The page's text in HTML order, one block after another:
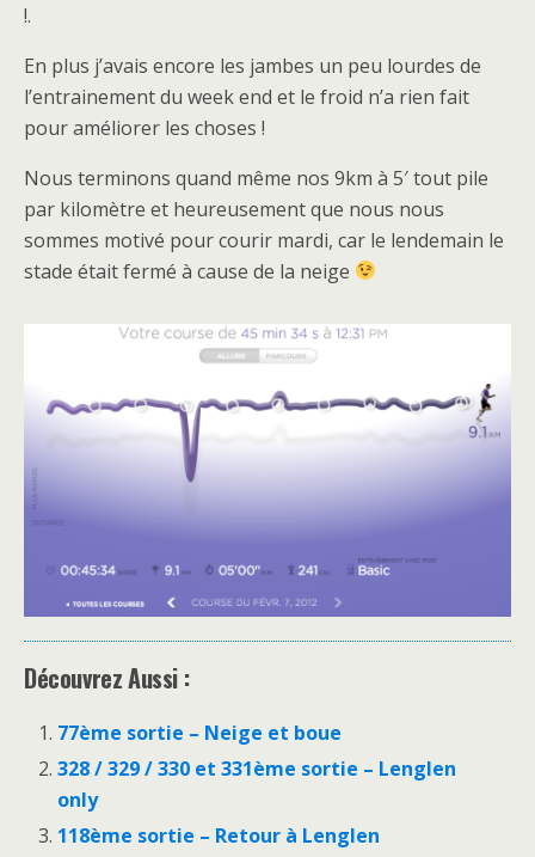
!.
En plus j’avais encore les jambes un peu lourdes de
l’entrainement du week end et le froid n’a rien fait
pour améliorer les choses !
Nous terminons quand même nos 9km à 5′ tout pile
par kilomètre et heureusement que nous nous
sommes motivé pour courir mardi, car le lendemain le
stade était fermé à cause de la neige
Découvrez Aussi :
77ème sortie – Neige et boue
328 / 329 / 330 et 331ème sortie – Lenglen
only
118ème sortie – Retour à Lenglen